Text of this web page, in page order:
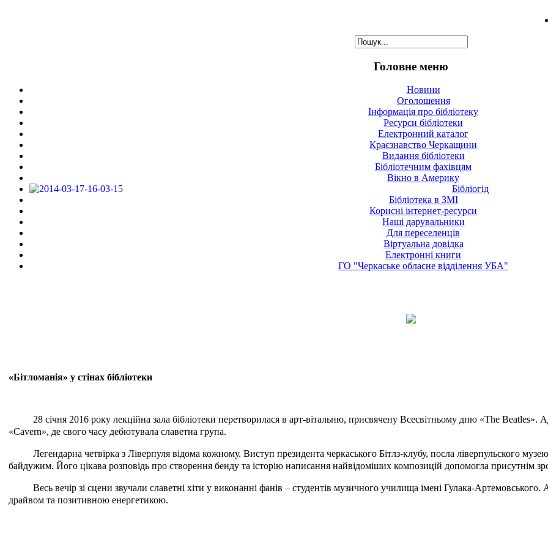
Головне меню
Новини
Оголошення
Інформація про бібліотеку
Ресурси бібліотеки
Електронний каталог
Краєзнавство Черкащини
Видання бібліотеки
Бібліотечним фахівцям
Вікно в Америку
Бібліогід
Бібліотека в ЗМІ
Корисні інтернет-ресурси
Наші дарувальники
Для переселенців
Віртуальна довідка
Електронні книги
ГО "Черкаське обласне відділення УБА"
«Бітломанія» у стінах бібліотеки
28 січня 2016 року лекційна зала бібліотеки перетворилася в арт-вітальню, присвячену Всесвітньому дню «The Beatles».
«Cavern», де свого часу дебютувала славетна група.
Легендарна четвірка з Ліверпуля відома кожному. Виступ президента черкаського Бітлз-клубу, посла ліверпульского
байдужим. Його цікава розповідь про створення бенду та історію написання найвідоміших композицій допомогла присутнім
Весь вечір зі сцени звучали славетні хіти у виконанні фанів – студентів музичного училища імені Гулака-Артемовського.
драйвом та позитивною енергетикою.